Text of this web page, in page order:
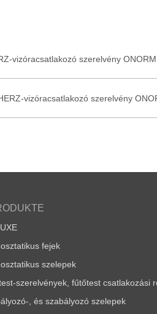
vizóracsatlakozó szerelvény
vizóracsatlakozó szerelvény
fejek
szelepek
szerelvények, fűtőtest csatlakozási
, és szabályozó szelepek